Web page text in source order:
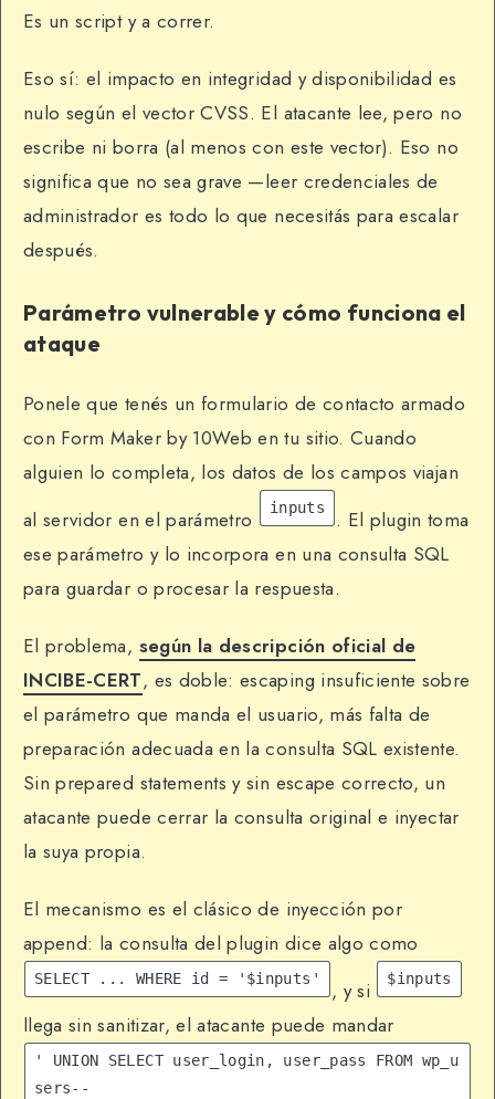
Es un script y a correr.
Eso sí: el impacto en integridad y disponibilidad es
nulo según el vector CVSS. El atacante lee, pero no
escribe ni borra (al menos con este vector). Eso no
significa que no sea grave —leer credenciales de
administrador es todo lo que necesitás para escalar
después.
Parámetro vulnerable y cómo funciona el
ataque
Ponele que tenés un formulario de contacto armado
con Form Maker by 10Web en tu sitio. Cuando
alguien lo completa, los datos de los campos viajan
al servidor en el parámetro
inputs
. El plugin toma
ese parámetro y lo incorpora en una consulta SQL
para guardar o procesar la respuesta.
El problema, según la descripción oficial de
INCIBE-CERT, es doble: escaping insuficiente sobre
el parámetro que manda el usuario, más falta de
preparación adecuada en la consulta SQL existente.
Sin prepared statements y sin escape correcto, un
atacante puede cerrar la consulta original e inyectar
la suya propia.
El mecanismo es el clásico de inyección por
append: la consulta del plugin dice algo como
SELECT ... WHERE id = '$inputs' , y si $inputs
llega sin sanitizar, el atacante puede mandar
' UNION SELECT user_login, user_pass FROM wp_u
sers--